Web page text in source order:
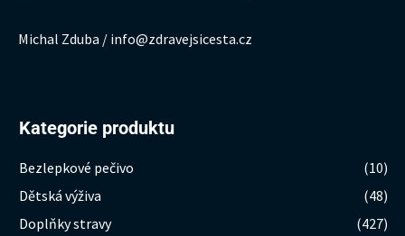
Michal Zduba / info@zdravejsicesta.cz
Kategorie produktu
Bezlepkové pečivo
(10)
Dětská výživa
(48)
Doplňky stravy
(427)